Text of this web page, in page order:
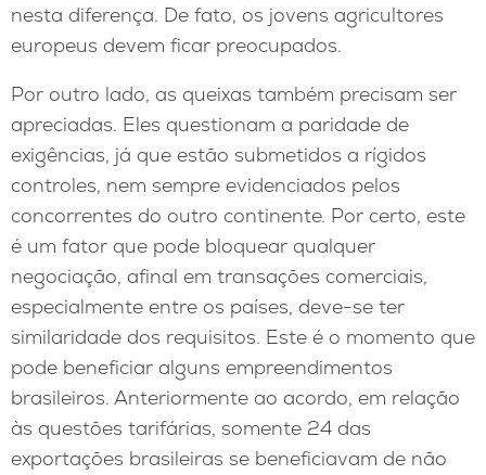
nesta diferença. De fato, os jovens agricultores
europeus devem ficar preocupados.
Por outro lado, as queixas também precisam ser
apreciadas. Eles questionam a paridade de
exigências, já que estão submetidos a rígidos
controles, nem sempre evidenciados pelos
concorrentes do outro continente. Por certo, este
é um fator que pode bloquear qualquer
negociação, afinal em transações comerciais,
especialmente entre os países, deve-se ter
similaridade dos requisitos. Este é o momento que
pode beneficiar alguns empreendimentos
brasileiros. Anteriormente ao acordo, em relação
às questões tarifárias, somente 24 das
exportações brasileiras se beneficiavam de não